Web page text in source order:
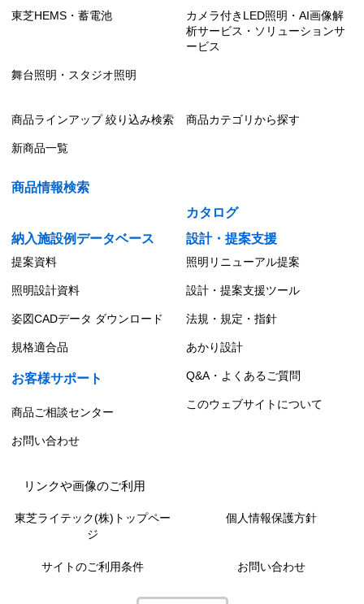
東芝HEMS・蓄電池
カメラ付きLED照明・AI画像解
析サービス・ソリューションサ
ービス
舞台照明・スタジオ照明
商品ラインアップ 絞り込み検索 商品カテゴリから探す
新商品一覧
商品情報検索
カタログ
納入施設例データベース
設計・提案支援
提案資料 照明リニューアル提案
照明設計資料 設計・提案支援ツール
姿図CADデータ ダウンロード 法規・規定・指針
規格適合品 あかり設計
お客様サポート Q&A・よくあるご質問
商品ご相談センター
このウェブサイトについて
お問い合わせ
リンクや画像のご利用
東芝ライテック(株)トップペー
ジ
個人情報保護方針
サイトのご利用条件 お問い合わせ